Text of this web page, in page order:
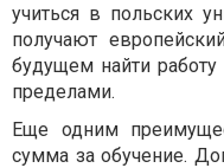
учиться в польских
получают
будущем найти
пределами.
Еще одним
сумма за обучение.